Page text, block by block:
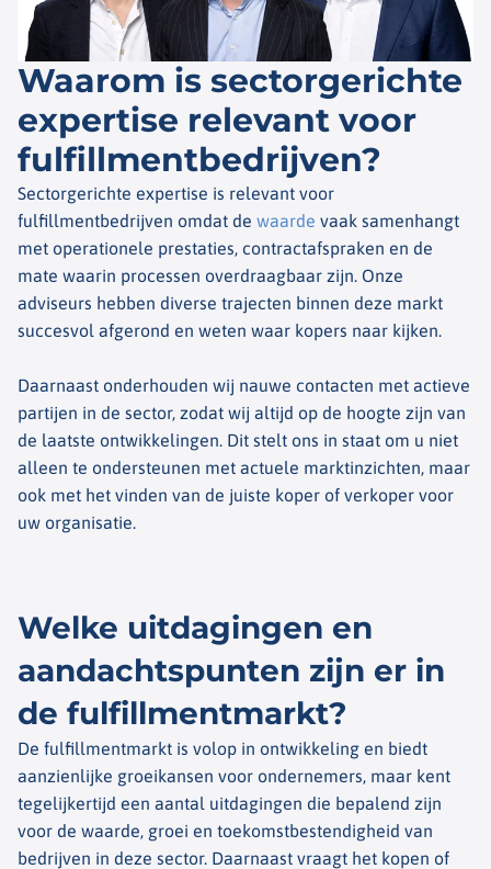
Waarom is sectorgerichte
expertise relevant voor
fulfillmentbedrijven?
Sectorgerichte expertise is relevant voor
fulfillmentbedrijven omdat de waarde vaak samenhangt
met operationele prestaties, contractafspraken en de
mate waarin processen overdraagbaar zijn. Onze
adviseurs hebben diverse trajecten binnen deze markt
succesvol afgerond en weten waar kopers naar kijken.
Daarnaast onderhouden wij nauwe contacten met actieve
partijen in de sector, zodat wij altijd op de hoogte zijn van
de laatste ontwikkelingen. Dit stelt ons in staat om u niet
alleen te ondersteunen met actuele marktinzichten, maar
ook met het vinden van de juiste koper of verkoper voor
uw organisatie.
Welke uitdagingen en
aandachtspunten zijn er in
de fulfillmentmarkt?
De fulfillmentmarkt is volop in ontwikkeling en biedt
aanzienlijke groeikansen voor ondernemers, maar kent
tegelijkertijd een aantal uitdagingen die bepalend zijn
voor de waarde, groei en toekomstbestendigheid van
bedrijven in deze sector. Daarnaast vraagt het kopen of